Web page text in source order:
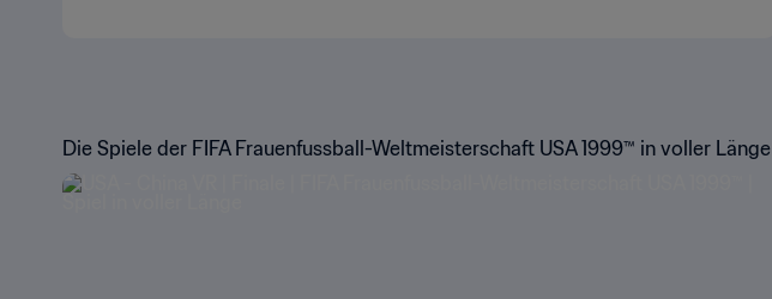
Die Spiele der FIFA Frauenfussball-Weltmeisterschaft USA 1999™ in voller Länge